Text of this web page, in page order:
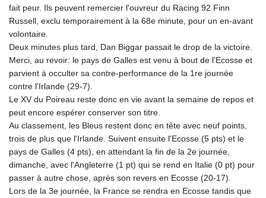
fait peur. Ils peuvent remercier l'ouvreur du Racing 92 Finn
Russell, exclu temporairement à la 68e minute, pour un en-avant
volontaire.
Deux minutes plus tard, Dan Biggar passait le drop de la victoire.
Merci, au revoir: le pays de Galles est venu à bout de l'Ecosse et
parvient à occulter sa contre-performance de la 1re journée
contre l'Irlande (29-7).
Le XV du Poireau reste donc en vie avant la semaine de repos et
peut encore espérer conserver son titre.
Au classement, les Bleus restent donc en tête avec neuf points,
trois de plus que l'Irlande. Suivent ensuite l'Ecosse (5 pts) et le
pays de Galles (4 pts), en attendant la fin de la 2e journée,
dimanche, avec l'Angleterre (1 pt) qui se rend en Italie (0 pt) pour
passer à autre chose, après son revers en Ecosse (20-17).
Lors de la 3e journée, la France se rendra en Ecosse tandis que